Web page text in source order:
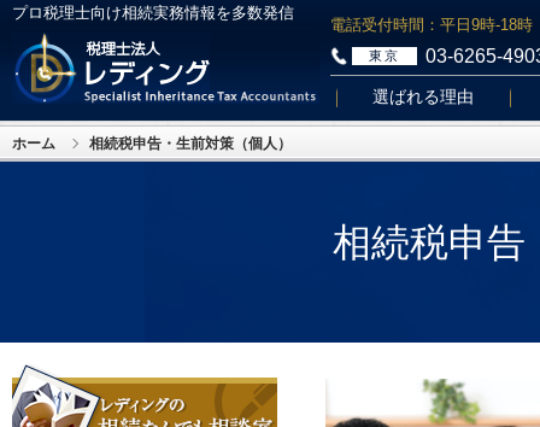
プロ税理士向け相続実務情報を多数発信
電話受付時間：平日9時-18時
東京 03-6265-
選ばれる理由
ホーム 相続税申告・生前対策（個人）
相続税申告